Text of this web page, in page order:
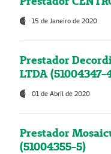
15 de Janeiro de 2020
Prestador
LTDA (51004347-
01 de Abril de 2020
Prestador
(51004355-5)